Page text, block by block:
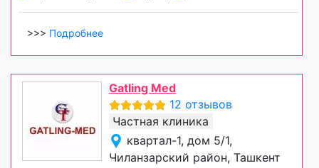
>>> Подробнее
Gatling Med
12 отзывов
Частная клиника
квартал-1, дом 5/1,
Чиланзарский район, Ташкент